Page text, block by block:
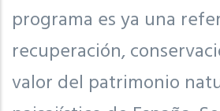
programa es ya una
recuperación,
valor del patrimonio